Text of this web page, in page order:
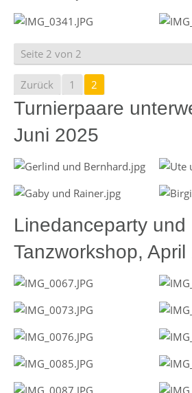
Seite 2 von 2
Zurück 1 2
Turnierpaare
Juni 2025
Linedanceparty und
Tanzworkshop, April